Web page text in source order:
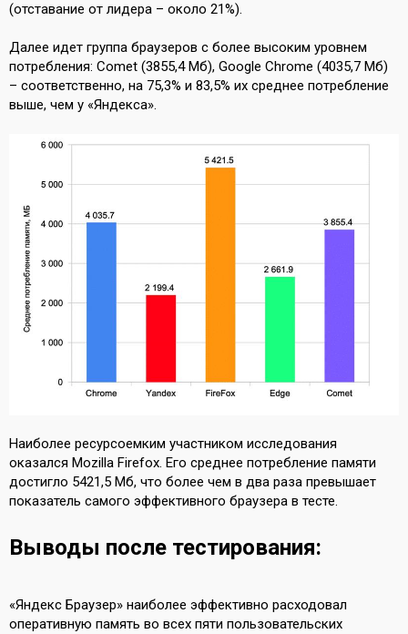
(отставание от лидера – около 21%).
Далее идет группа браузеров с более высоким уровнем
потребления: Comet (3855,4 Мб), Google Chrome (4035,7 Мб)
– соответственно, на 75,3% и 83,5% их среднее потребление
выше, чем у «Яндекса».
Наиболее ресурсоемким участником исследования
оказался Mozilla Firefox. Его среднее потребление памяти
достигло 5421,5 Мб, что более чем в два раза превышает
показатель самого эффективного браузера в тесте.
Выводы после тестирования:
«Яндекс Браузер» наиболее эффективно расходовал
оперативную память во всех пяти пользовательских